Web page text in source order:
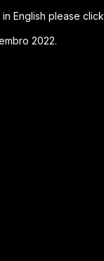
English please click
2022.